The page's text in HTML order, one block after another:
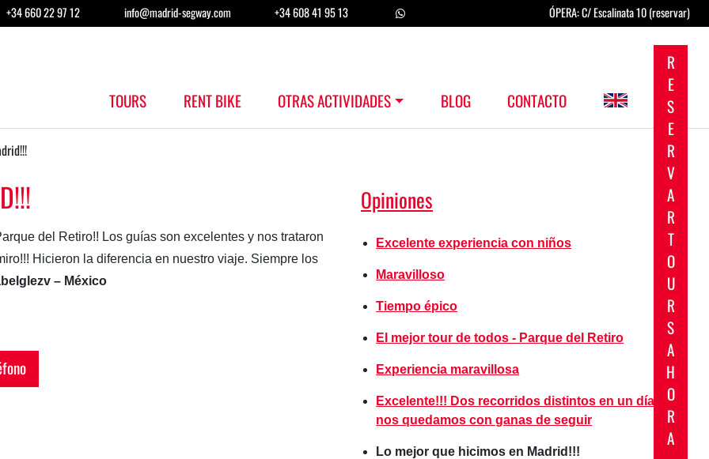
+34 660 22 97 12 info@madrid-segway.com +34 608 41 95 13 ÓPERA: C/ Escalinata 10 (reservar)
R
E
S
E
R
V
A
R
T
O
U
R
S
A
H
O
R
A
TOURS RENT BIKE OTRAS ACTIVIDADES BLOG CONTACTO
del Retiro!! Los guías son excelentes y nos trataron
Hicieron la diferencia en nuestro viaje. Siempre los
– México
Opiniones
Excelente experiencia con niños
Maravilloso
Tiempo épico
El mejor tour de todos - Parque del Retiro
Experiencia maravillosa
Excelente!!! Dos recorridos distintos en un día, y
nos quedamos con ganas de seguir
Lo mejor que hicimos en Madrid!!!